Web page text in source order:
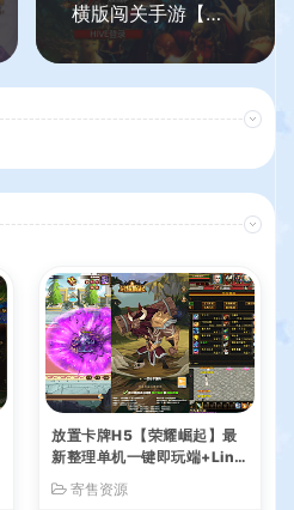
横版闯关手游【疾風之刃代金券内购修复版】最新整理单机一键即玩镜像端+Linux手工服务端+安卓苹果双端+CDK授权后台+前后端全套源码+详细搭建教程
放置卡牌H5【荣耀崛起】最
新整理单机一键即玩端+Linu
+简易安卓+详细搭建教程+全
寄售资源